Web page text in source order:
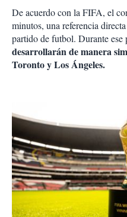
De acuerdo con la FIFA, el
minutos, una referencia
partido de futbol. Durante ese
desarrollarán de manera
Toronto y Los Ángeles.